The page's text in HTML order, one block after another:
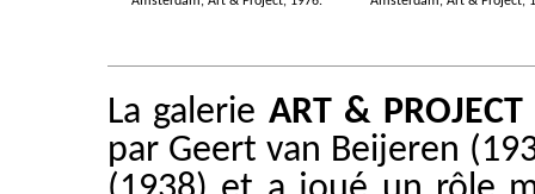
La galerie ART & PROJECT
par Geert van Beijeren